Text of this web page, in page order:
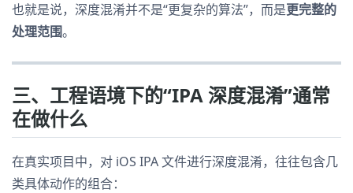
也就是说，深度混淆并不是“更复杂的算法”，而是更完整的
处理范围。
三、工程语境下的“IPA 深度混淆”通常
在做什么
在真实项目中，对 iOS IPA 文件进行深度混淆，往往包含几
类具体动作的组合：